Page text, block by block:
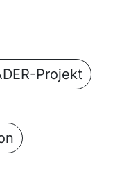
Projekt